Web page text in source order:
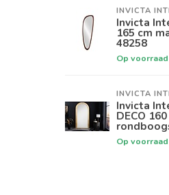
INVICTA
Invicta
165 cm
48258
Op voorraad
INVICTA
Invicta
DECO
Op voorraad